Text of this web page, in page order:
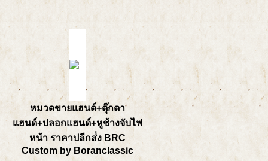
หมวดขายแฮนด์+ตุ๊กตา
แฮนด์+ปลอกแฮนด์+หูช้างจับไฟ
หน้า ราคาปลีกส่่ง BRC
Custom by Boranclassic